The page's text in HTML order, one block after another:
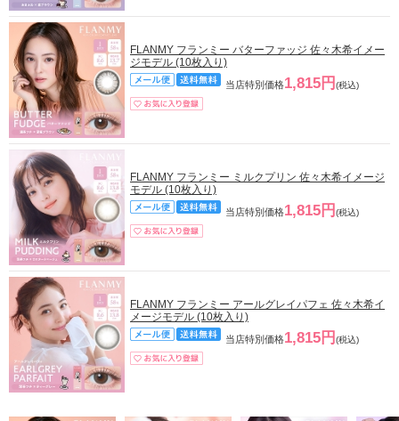
FLANMY フランミー バターファッジ 佐々木希イメー
ジモデル (10枚入り)
当店特別価格1,815円 (税込)
FLANMY フランミー ミルクプリン 佐々木希イメージ
モデル (10枚入り)
当店特別価格1,815円 (税込)
FLANMY フランミー アールグレイパフェ 佐々木希イ
メージモデル (10枚入り)
当店特別価格1,815円 (税込)